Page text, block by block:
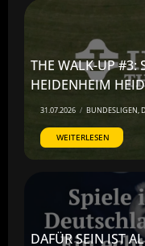
THE WALK-UP #3:
HEIDENHEIM
31.07.2026 / BUNDESLIGEN,
WEITERLESEN
DAFÜR SEIN IST